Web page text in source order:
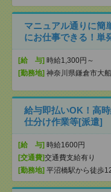
マニュアル通りに簡
にお仕事できる！
[給 与] 時給1,300円～
[勤務地] 神奈川県鎌倉市大
給与即払いOK！高
仕分け作業等[派遣]
[給 与] 時給1600円
[交通費]交通費支給有り
[勤務地] 平沼橋駅から徒歩